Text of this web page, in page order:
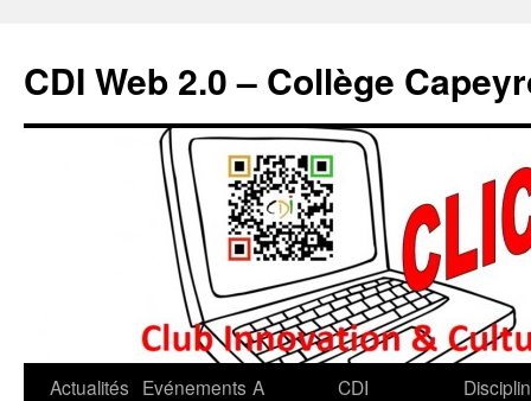
CDI Web 2.0 – Collège
Actualités Evénements A
CDI